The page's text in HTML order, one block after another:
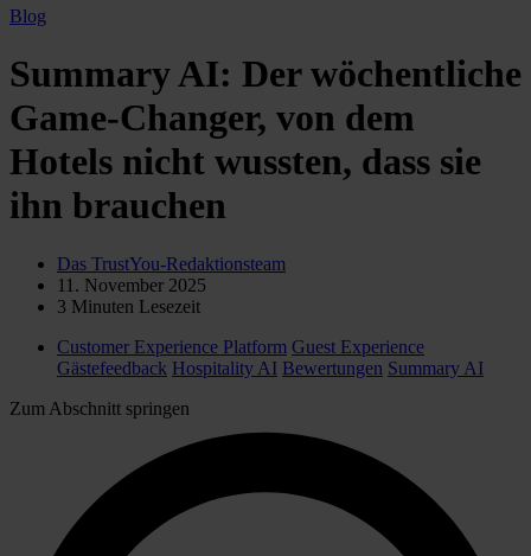
Blog
Summary AI: Der wöchentliche
Game-Changer, von dem
Hotels nicht wussten, dass sie
ihn brauchen
Das TrustYou-Redaktionsteam
11. November 2025
3 Minuten Lesezeit
Customer Experience Platform Guest Experience
Gästefeedback Hospitality AI Bewertungen Summary AI
Zum Abschnitt springen